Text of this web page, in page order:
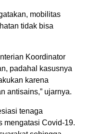
mobilitas
tidak bisa
Koordinator
padahal kasusnya
karena
antisains,” ujarnya.
tenaga
mengatasi Covid-19.